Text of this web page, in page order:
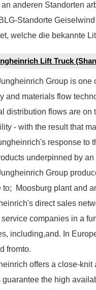
anderen Standorten
Standorte
welche die bekannte
Lift Truck
Group is one
and materials flow
distribution flows are on
- with the result that
response to
underpinned by
Group
to; Moosburg plant and
direct sales
companies in a
including,and. In
fromto.
offers a close-
the high